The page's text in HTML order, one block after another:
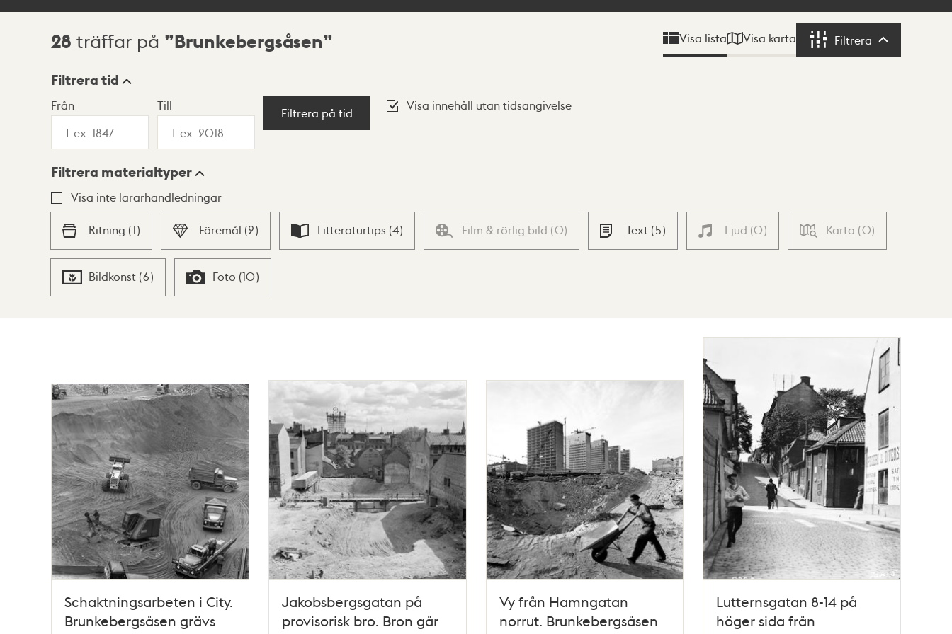
Sökresultat
28 träffar på Brunkebergsåsen Visa lista Visa karta Filtrera Filtrera
Visningsläge
Lista Karta
Filtrera tid
Från Till
Filtrera på tid
Visa innehåll utan tidsangivelse
Filtrera materialtyper
Visa inte lärarhandledningar
Ritning (1) Föremål (2) Litteraturtips (4) Film & rörlig bild (0) Text (5) Ljud (0) Karta (0)
Bildkonst (6) Foto (10)
Schaktningsarbeten i City.
Brunkebergsåsen grävs
Jakobsbergsgatan på
provisorisk bro. Bron går
Vy från Hamngatan
norrut. Brunkebergsåsen
Lutternsgatan 8-14 på
höger sida från